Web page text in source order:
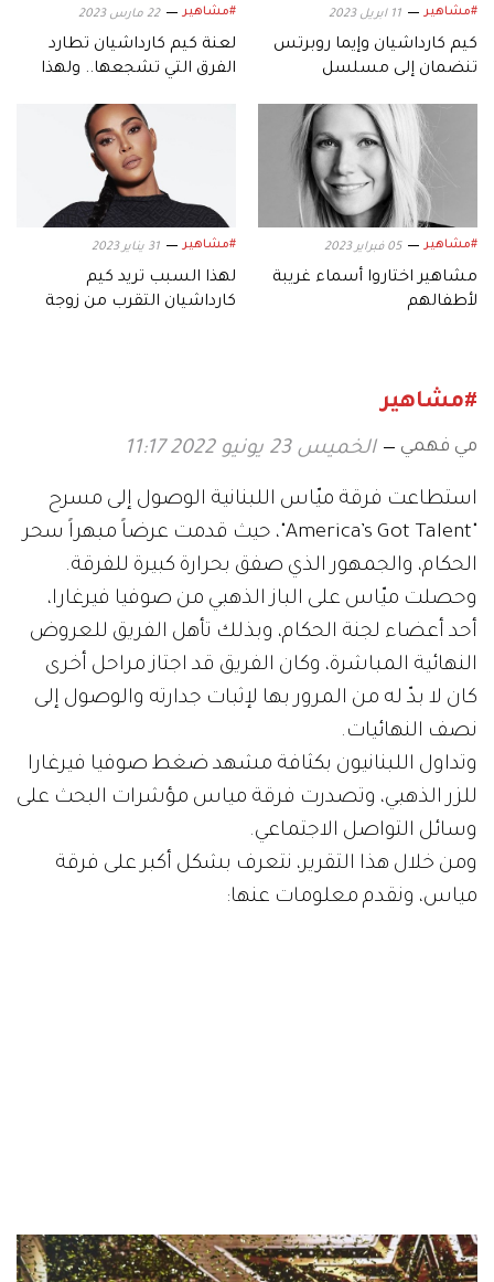
#مشاهير 11 ابريل 2023
كيم كارداشيان وإيما روبرتس
تنضمان إلى مسلسل
#مشاهير 22 مارس 2023
لعنة كيم كارداشيان تطارد
الفرق التي تشجعها.. ولهذا
#مشاهير 05 فبراير 2023
مشاهير اختاروا أسماء غريبة
لأطفالهم
#مشاهير 31 يناير 2023
لهذا السبب تريد كيم
كارداشيان التقرب من زوجة
#مشاهير
مي فهمي الخميس 23 يونيو 2022 11:17
استطاعت فرقة ميّاس اللبنانية الوصول إلى مسرح
"America’s Got Talent"، حيث قدمت عرضاً مبهراً سحر
الحكام، والجمهور الذي صفق بحرارة كبيرة للفرقة.
وحصلت ميّاس على الباز الذهبي من صوفيا فيرغارا،
أحد أعضاء لجنة الحكام، وبذلك تأهل الفريق للعروض
النهائية المباشرة، وكان الفريق قد اجتاز مراحل أخرى
كان لا بدّ له من المرور بها لإثبات جدارته والوصول إلى
نصف النهائيات.
وتداول اللبنانيون بكثافة مشهد ضغط صوفيا فيرغارا
للزر الذهبي، وتصدرت فرقة مياس مؤشرات البحث على
وسائل التواصل الاجتماعي.
ومن خلال هذا التقرير، نتعرف بشكل أكبر على فرقة
مياس، ونقدم معلومات عنها: